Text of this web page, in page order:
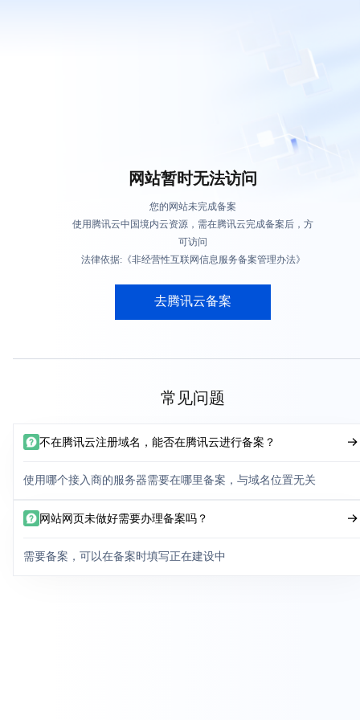
网站暂时无法访问
您的网站未完成备案
使用腾讯云中国境内云资源，需在腾讯云完成备案后，方
可访问
法律依据:《非经营性互联网信息服务备案管理办法》
去腾讯云备案
常见问题
不在腾讯云注册域名，能否在腾讯云进行备案？
使用哪个接入商的服务器需要在哪里备案，与域名位置无关
网站网页未做好需要办理备案吗？
需要备案，可以在备案时填写正在建设中